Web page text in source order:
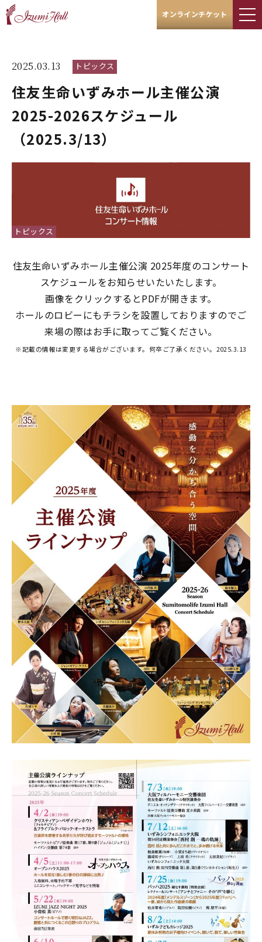
オンラインチケット
2025.03.13 トピックス
住友生命いずみホール主催公演
2025-2026スケジュール
（2025.3/13）
トピックス
住友生命いずみホール主催公演 2025年度のコンサート
スケジュールをお知らせいたいたします。
画像をクリックするとPDFが開きます。
ホールのロビーにもチラシを設置しておりますのでご
来場の際はお手に取ってご覧ください。
※記載の情報は変更する場合がございます。何卒ご了承ください。2025.3.13